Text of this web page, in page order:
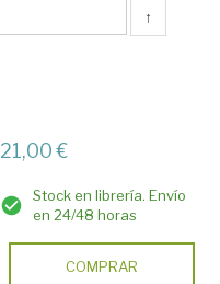
↑
21,00 €
Stock en librería. Envío
en 24/48 horas
COMPRAR